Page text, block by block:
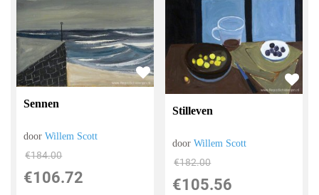
Sennen
doorWillem Scott
€184.00
€106.72
Stilleven
doorWillem Scott
€182.00
€105.56